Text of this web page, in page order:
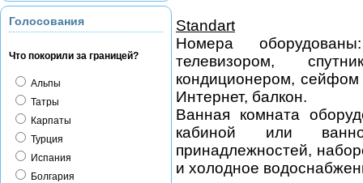
Голосования
Что покорили за границей?
Альпы
Татры
Карпаты
Турция
Испания
Болгария
Standart
Номера
телевизором,
кондиционером,
Интернет, балкон.
Ванная комната
кабиной или
принадлежностей,
и холодное